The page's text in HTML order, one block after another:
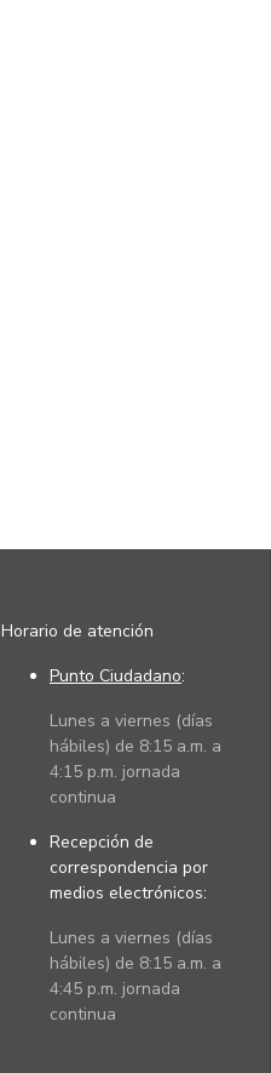
Horario de atención
Punto Ciudadano:
Lunes a viernes (días
hábiles) de 8:15 a.m. a
4:15 p.m. jornada
continua
Recepción de
correspondencia por
medios electrónicos:
Lunes a viernes (días
hábiles) de 8:15 a.m. a
4:45 p.m. jornada
continua